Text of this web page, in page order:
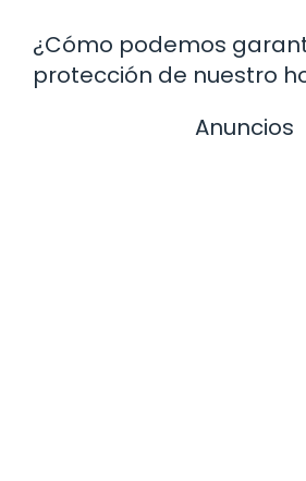
¿Cómo podemos
protección de nuestro
Anuncios